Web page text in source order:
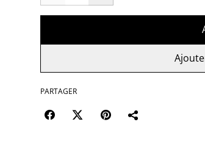
PARTAGER